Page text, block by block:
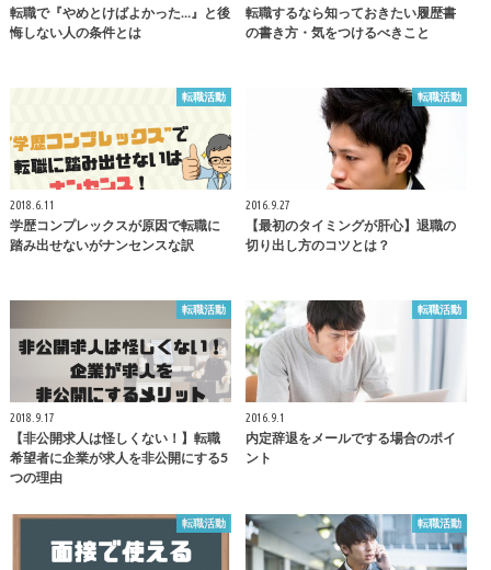
転職で『やめとけばよかった…』と後
悔しない人の条件とは
転職するなら知っておきたい履歴書
の書き方・気をつけるべきこと
転職活動
2018.6.11
学歴コンプレックスが原因で転職に
踏み出せないがナンセンスな訳
転職活動
2016.9.27
【最初のタイミングが肝心】退職の
切り出し方のコツとは？
転職活動
2018.9.17
【非公開求人は怪しくない！】転職
希望者に企業が求人を非公開にする5
つの理由
転職活動
2016.9.1
内定辞退をメールでする場合のポイ
ント
転職活動 転職活動